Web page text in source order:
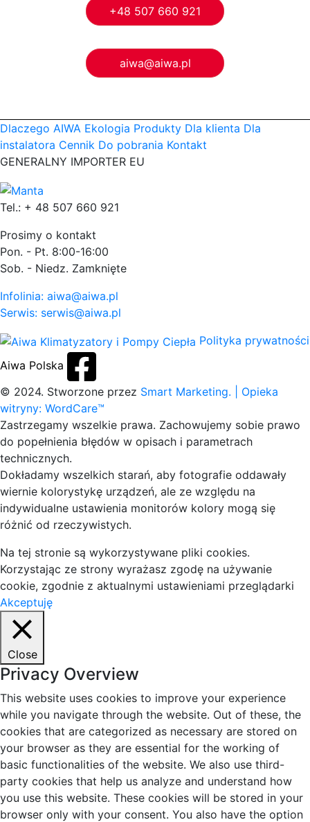
+48 507 660 921
aiwa@aiwa.pl
Dlaczego AIWA Ekologia Produkty Dla klienta Dla
instalatora Cennik Do pobrania Kontakt
GENERALNY IMPORTER EU
Tel.: + 48 507 660 921
Prosimy o kontakt
Pon. - Pt. 8:00-16:00
Sob. - Niedz. Zamknięte
Infolinia: aiwa@aiwa.pl
Serwis: serwis@aiwa.pl
Polityka prywatności
Aiwa Polska
© 2024. Stworzone przez Smart Marketing.
| Opieka
witryny: WordCare™
Zastrzegamy wszelkie prawa. Zachowujemy sobie prawo
do popełnienia błędów w opisach i parametrach
technicznych.
Dokładamy wszelkich starań, aby fotografie oddawały
wiernie kolorystykę urządzeń, ale ze względu na
indywidualne ustawienia monitorów kolory mogą się
różnić od rzeczywistych.
Na tej stronie są wykorzystywane pliki cookies.
Korzystając ze strony wyrażasz zgodę na używanie
cookie, zgodnie z aktualnymi ustawieniami przeglądarki
Akceptuję
Close
Privacy Overview
This website uses cookies to improve your experience
while you navigate through the website. Out of these, the
cookies that are categorized as necessary are stored on
your browser as they are essential for the working of
basic functionalities of the website. We also use third-
party cookies that help us analyze and understand how
you use this website. These cookies will be stored in your
browser only with your consent. You also have the option